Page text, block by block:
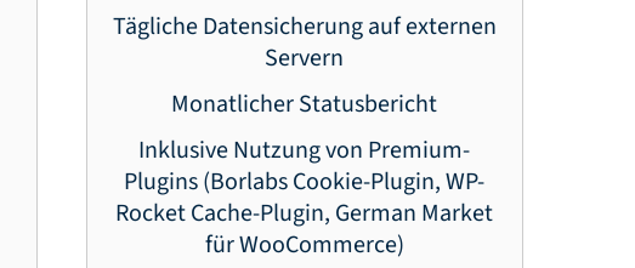
Tägliche Datensicherung auf externen
Servern
Monatlicher Statusbericht
Inklusive Nutzung von Premium-
Plugins (Borlabs Cookie-Plugin, WP-
Rocket Cache-Plugin, German Market
für WooCommerce)